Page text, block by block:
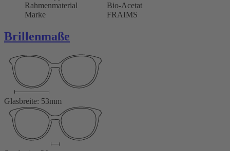
Rahmenmaterial
Bio-Acetat
Marke
FRAIMS
Brillenmaße
Glasbreite: 53mm